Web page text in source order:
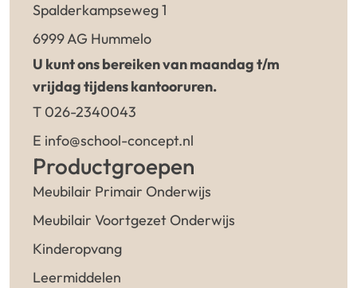
Spalderkampseweg 1
6999 AG Hummelo
U kunt ons bereiken van maandag t/m
vrijdag tijdens kantooruren.
T 026-2340043
E info@school-concept.nl
Productgroepen
Meubilair Primair Onderwijs
Meubilair Voortgezet Onderwijs
Kinderopvang
Leermiddelen